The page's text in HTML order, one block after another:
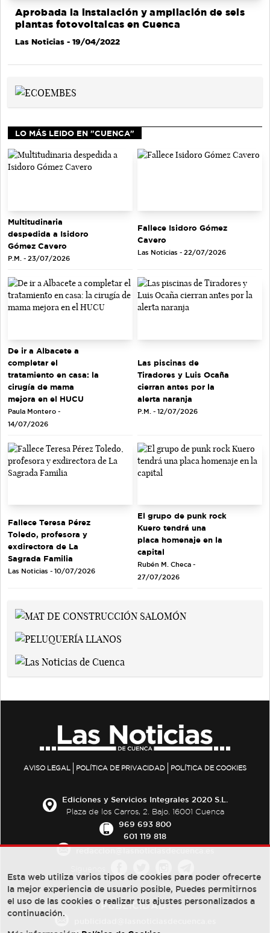
Aprobada la instalación y ampliación de seis
plantas fotovoltaicas en Cuenca
Las Noticias - 19/04/2022
LO MÁS LEIDO EN "CUENCA"
Multitudinaria
despedida a Isidoro
Gómez Cavero
P.M. - 23/07/2026
Fallece Isidoro Gómez
Cavero
Las Noticias - 22/07/2026
De ir a Albacete a
completar el
tratamiento en casa: la
cirugía de mama
mejora en el HUCU
Paula Montero -
14/07/2026
Las piscinas de
Tiradores y Luis Ocaña
cierran antes por la
alerta naranja
P.M. - 12/07/2026
Fallece Teresa Pérez
Toledo, profesora y
exdirectora de La
Sagrada Familia
Las Noticias - 10/07/2026
El grupo de punk rock
Kuero tendrá una
placa homenaje en la
capital
Rubén M. Checa -
27/07/2026
AVISO LEGAL POLÍTICA DE PRIVACIDAD POLÍTICA DE COOKIES
Ediciones y Servicios Integrales 2020 S.L.
Plaza de los Carros, 2. Bajo. 16001 Cuenca
969 693 800
601 119 818
PUBLICIDAD:
Esta web utiliza varios tipos de cookies para poder ofrecerte
la mejor experiencia de usuario posible, Puedes permitirnos
el uso de las cookies o realizar tus ajustes personalizados a
continuación.